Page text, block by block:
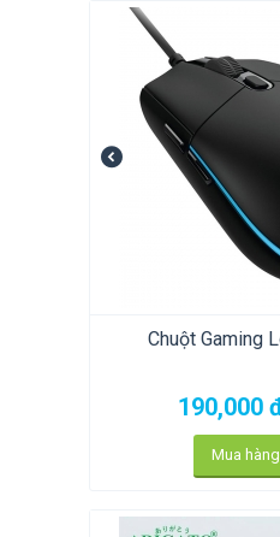
Chuột Gaming
190,000
Mua hàng